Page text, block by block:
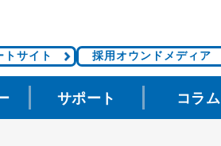
トサイト 採用オウンドメディア
サポート コラム